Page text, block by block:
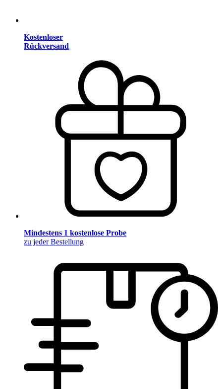
Kostenloser
Rückversand
Mindestens 1 kostenlose Probe
zu jeder Bestellung